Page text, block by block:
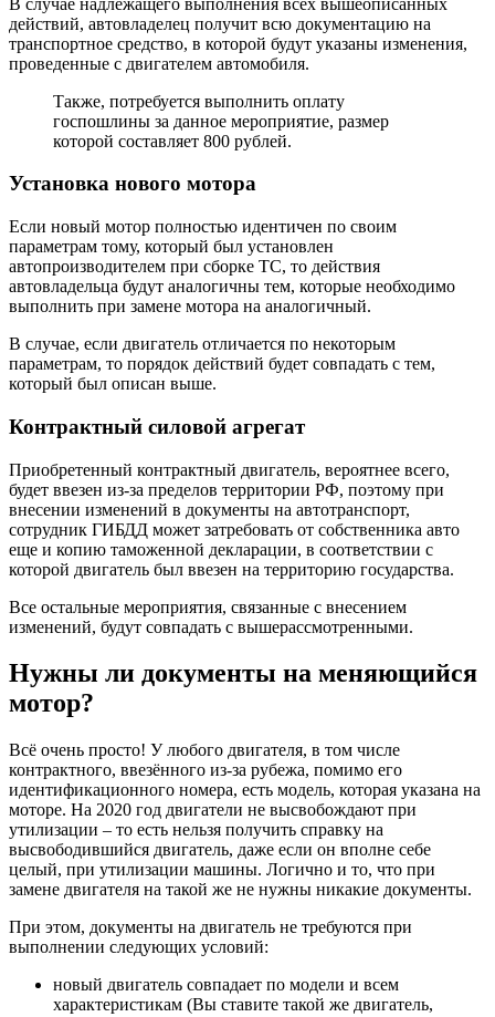
действий, автовладелец получит всю документацию на
транспортное средство, в которой будут указаны изменения,
проведенные с двигателем автомобиля.
Также, потребуется выполнить оплату
госпошлины за данное мероприятие, размер
которой составляет 800 рублей.
Установка нового мотора
Если новый мотор полностью идентичен по своим
параметрам тому, который был установлен
автопроизводителем при сборке ТС, то действия
автовладельца будут аналогичны тем, которые необходимо
выполнить при замене мотора на аналогичный.
В случае, если двигатель отличается по некоторым
параметрам, то порядок действий будет совпадать с тем,
который был описан выше.
Контрактный силовой агрегат
Приобретенный контрактный двигатель, вероятнее всего,
будет ввезен из-за пределов территории РФ, поэтому при
внесении изменений в документы на автотранспорт,
сотрудник ГИБДД может затребовать от собственника авто
еще и копию таможенной декларации, в соответствии с
которой двигатель был ввезен на территорию государства.
Все остальные мероприятия, связанные с внесением
изменений, будут совпадать с вышерассмотренными.
Нужны ли документы на меняющийся
мотор?
Всё очень просто! У любого двигателя, в том числе
контрактного, ввезённого из-за рубежа, помимо его
идентификационного номера, есть модель, которая указана на
моторе. На 2020 год двигатели не высвобождают при
утилизации – то есть нельзя получить справку на
высвободившийся двигатель, даже если он вполне себе
целый, при утилизации машины. Логично и то, что при
замене двигателя на такой же не нужны никакие документы.
При этом, документы на двигатель не требуются при
выполнении следующих условий:
новый двигатель совпадает по модели и всем
характеристикам (Вы ставите такой же двигатель,